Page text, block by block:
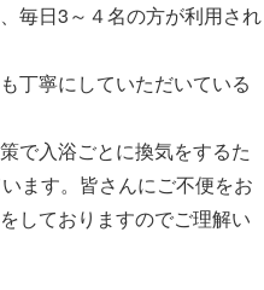
毎日3～４名の方が利用され
丁寧にしていただいている
で入浴ごとに換気をするた
ます。皆さんにご不便をお
しておりますのでご理解い